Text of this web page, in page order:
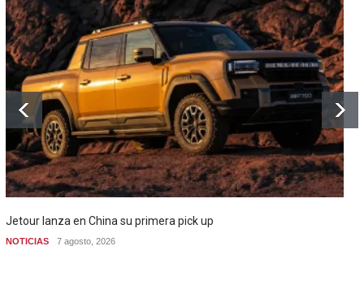
Jetour lanza en China su primera pick up
NOTICIAS 7 agosto, 2026